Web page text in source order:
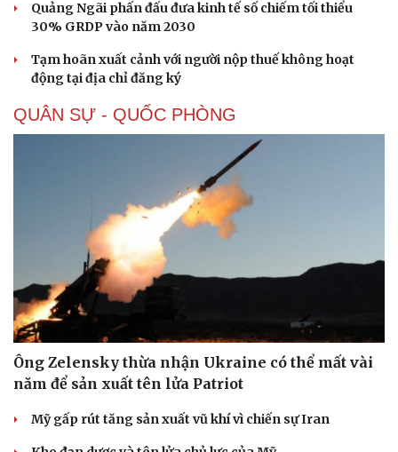
Quảng Ngãi phấn đấu đưa kinh tế số chiếm tối thiểu
30% GRDP vào năm 2030
Tạm hoãn xuất cảnh với người nộp thuế không hoạt
động tại địa chỉ đăng ký
QUÂN SỰ - QUỐC PHÒNG
Ông Zelensky thừa nhận Ukraine có thể mất vài
năm để sản xuất tên lửa Patriot
Mỹ gấp rút tăng sản xuất vũ khí vì chiến sự Iran